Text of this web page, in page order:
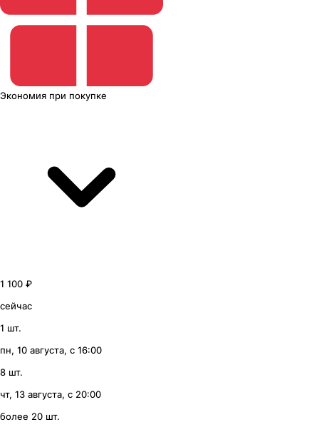
Экономия при покупке
1 100 ₽
сейчас
1 шт.
пн, 10 августа, с 16:00
8 шт.
чт, 13 августа, с 20:00
более 20 шт.